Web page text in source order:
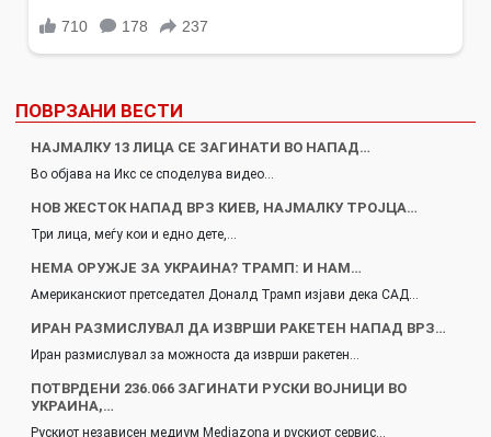
ПОВРЗАНИ ВЕСТИ
НАЈМАЛКУ 13 ЛИЦА СЕ ЗАГИНАТИ ВО НАПАД…
Во објава на Икс се споделува видео…
НОВ ЖЕСТОК НАПАД ВРЗ КИЕВ, НАЈМАЛКУ ТРОЈЦА…
Три лица, меѓу кои и едно дете,…
НЕМА ОРУЖЈЕ ЗА УКРАИНА? ТРАМП: И НАМ…
Американскиот претседател Доналд Трамп изјави дека САД…
ИРАН РАЗМИСЛУВАЛ ДА ИЗВРШИ РАКЕТЕН НАПАД ВРЗ…
Иран размислувал за можноста да изврши ракетен…
ПОТВРДЕНИ 236.066 ЗАГИНАТИ РУСКИ ВОЈНИЦИ ВО
УКРАИНА,…
Рускиот независен медиум Mediazona и рускиот сервис…